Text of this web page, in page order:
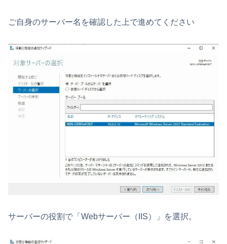
ご自身のサーバー名を確認した上で進めてください
サーバーの役割で「Webサーバー（IIS）」を選択。